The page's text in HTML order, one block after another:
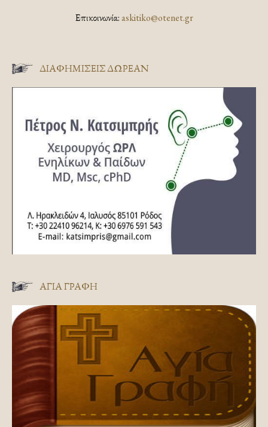
Επικοινωνία:askitiko@otenet.gr
ΔΙΑΦΗΜΊΣΕΙΣ ΔΩΡΕΆΝ
ΑΓΊΑ ΓΡΑΦΉ